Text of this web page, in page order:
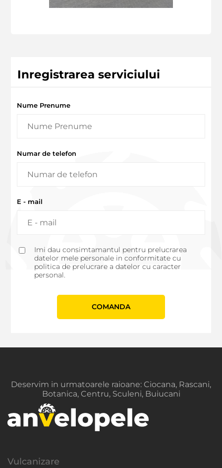
Inregistrarea serviciului
Nume Prenume
Numar de telefon
E - mail
Imi dau consimtamantul pentru prelucrarea
datelor mele personale in conformitate cu
politica de prelucrare a datelor cu caracter
personal.
СOMANDA
Deservim in urmatoarele raioane: Ciocana, Rascani,
Botanica, Centru, Sculeni, Buiucani
Vulcanizare